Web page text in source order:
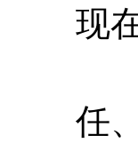
现
任